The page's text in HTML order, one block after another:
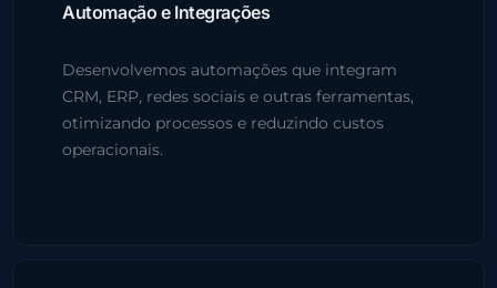
Automação e Integrações
Desenvolvemos automações que integram
CRM, ERP, redes sociais e outras ferramentas,
otimizando processos e reduzindo custos
operacionais.